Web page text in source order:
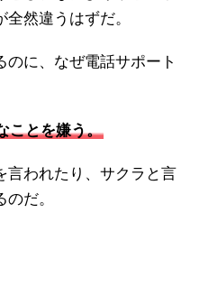
然違うはずだ。
に、なぜ電話サポート
ことを嫌う。
言われたり、サクラと言
だ。